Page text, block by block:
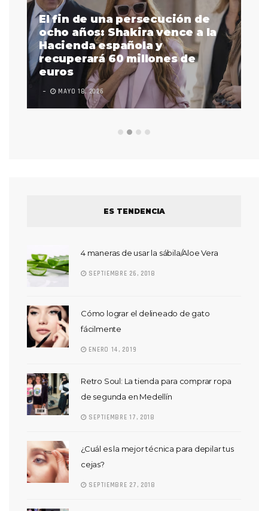
El fin de una persecución de
ocho años: Shakira vence a la
Hacienda española y
recuperará 60 millones de
euros
MAYO 18, 2026
ES TENDENCIA
4 maneras de usar la sábila/Aloe Vera
SEPTIEMBRE 26, 2018
Cómo lograr el delineado de gato
fácilmente
ENERO 14, 2019
Retro Soul: La tienda para comprar ropa
de segunda en Medellín
SEPTIEMBRE 17, 2018
¿Cuál es la mejor técnica para depilar tus
cejas?
SEPTIEMBRE 27, 2018